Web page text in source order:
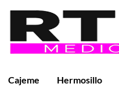
Cajeme Hermosillo